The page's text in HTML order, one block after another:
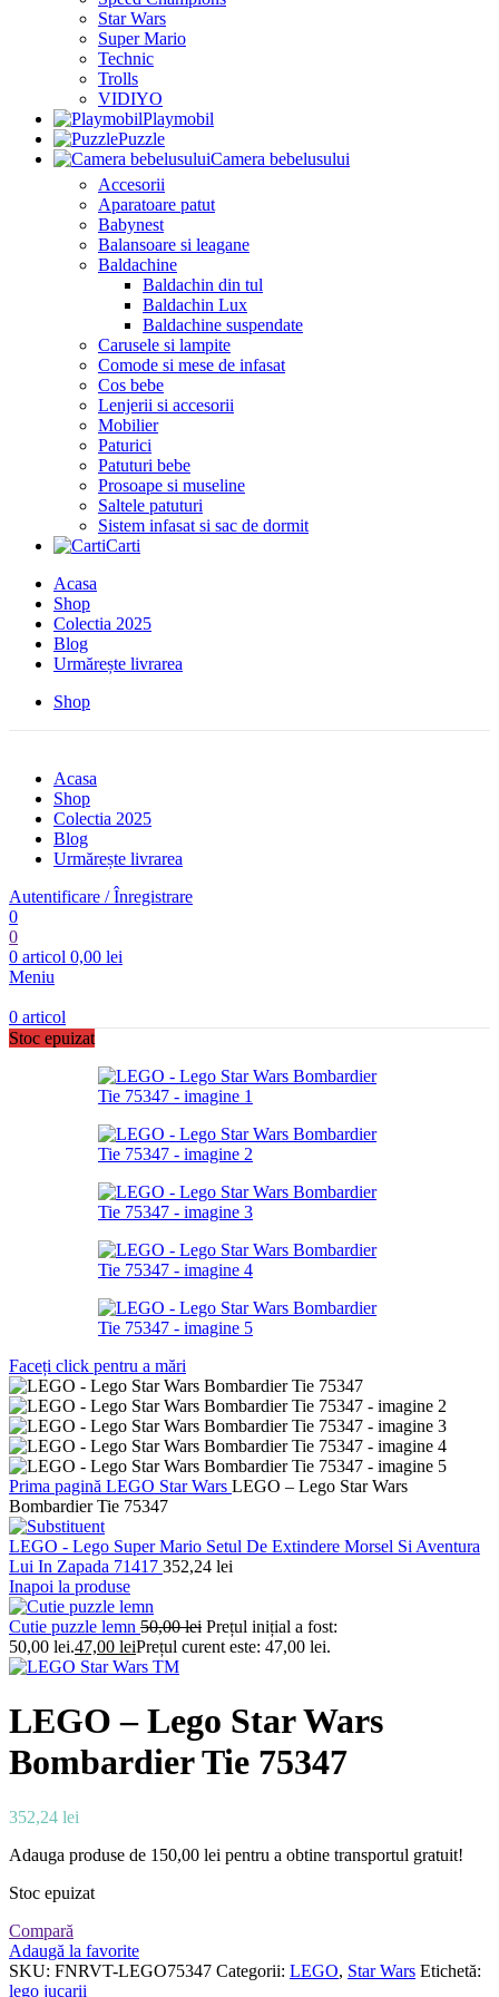
Star Wars
Super Mario
Technic
Trolls
VIDIYO
Playmobil
Puzzle
Camera bebelusului
Accesorii
Aparatoare patut
Babynest
Balansoare si leagane
Baldachine
Baldachin din tul
Baldachin Lux
Baldachine suspendate
Carusele si lampite
Comode si mese de infasat
Cos bebe
Lenjerii si accesorii
Mobilier
Paturici
Patuturi bebe
Prosoape si museline
Saltele patuturi
Sistem infasat si sac de dormit
Carti
Acasa
Shop
Colectia 2025
Blog
Urmărește livrarea
Shop
Acasa
Shop
Colectia 2025
Blog
Urmărește livrarea
Autentificare / Înregistrare
0
0
0 articol 0,00 lei
Meniu
0 articol
Stoc epuizat
Faceți click pentru a mări
Prima pagină LEGO Star Wars LEGO – Lego Star Wars
Bombardier Tie 75347
LEGO - Lego Super Mario Setul De Extindere Morsel Si Aventura
Lui In Zapada 71417 352,24 lei
Inapoi la produse
Cutie puzzle lemn 50,00lei Prețul inițial a fost:
50,00 lei.47,00 leiPrețul curent este: 47,00 lei.
LEGO – Lego Star Wars
Bombardier Tie 75347
352,24 lei
Adauga produse de 150,00 lei pentru a obtine transportul gratuit!
Stoc epuizat
Compară
Adaugă la favorite
SKU: FNRVT-LEGO75347 Categorii: LEGO, Star Wars Etichetă:
lego jucarii